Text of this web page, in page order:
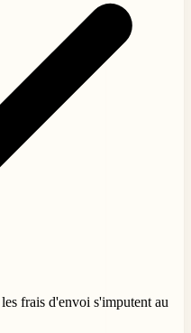
frais d'envoi s'imputent au